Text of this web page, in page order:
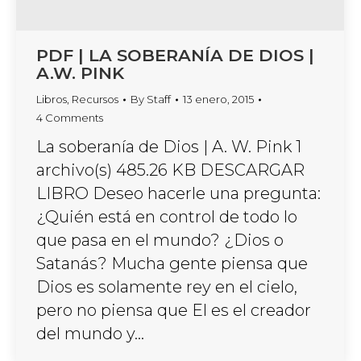
PDF | LA SOBERANÍA DE DIOS |
A.W. PINK
Libros Recursos By Staff
13 enero, 2015
4 Comments
La soberanía de Dios | A. W. Pink 1
archivo(s) 485.26 KB DESCARGAR
LIBRO Deseo hacerle una pregunta:
¿Quién está en control de todo lo
que pasa en el mundo? ¿Dios o
Satanás? Mucha gente piensa que
Dios es solamente rey en el cielo,
pero no piensa que El es el creador
del mundo y…